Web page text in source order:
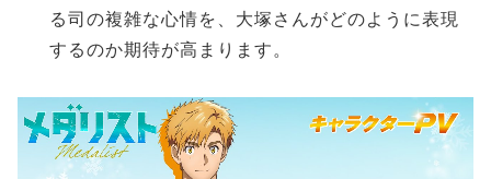
る司の複雑な心情を、大塚さんがどのように表現
するのか期待が高まります。